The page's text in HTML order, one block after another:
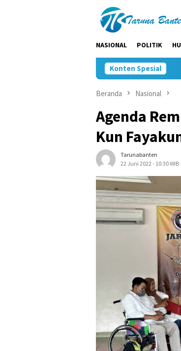
NASIONAL POLITIK
Konten Spesial
Beranda Nasional
Agenda
Kun
Tarunabanten
22 Juni 2022 - 10:30 WIB